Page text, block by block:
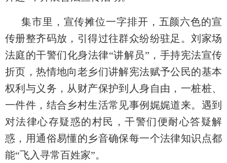
集市里，宣传摊位一字排开，五颜六色的宣
传册整齐码放，引得过往群众纷纷驻足。刘家场
法庭的干警们化身法律“讲解员”，手持宪法宣传
折页，热情地向老乡们讲解宪法赋予公民的基本
权利与义务，从财产保护到人身自由，一桩桩、
一件件，结合乡村生活常见事例娓娓道来。遇到
对法律心存疑惑的村民，干警们便耐心答疑解
惑，用通俗易懂的乡音确保每一个法律知识点都
能“飞入寻常百姓家”。